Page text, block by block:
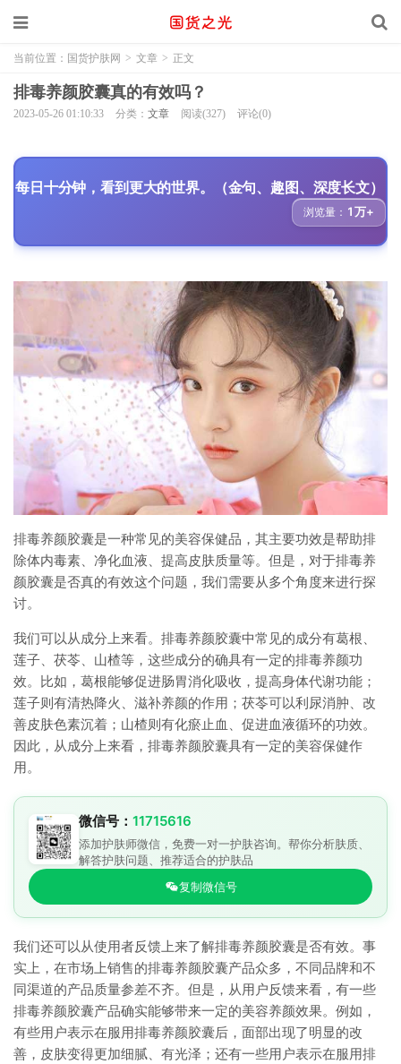
当前位置： 国货护肤网 > 文章 > 正文
排毒养颜胶囊真的有效吗？
2023-05-26 01:10:33 分类： 文章 阅读(327) 评论(0)
每日十分钟，看到更大的世界。（金句、趣图、深度长文）
浏览量： 1万+
排毒养颜胶囊是一种常见的美容保健品，其主要功效是帮助排
除体内毒素、净化血液、提高皮肤质量等。但是，对于排毒养
颜胶囊是否真的有效这个问题，我们需要从多个角度来进行探
讨。
我们可以从成分上来看。排毒养颜胶囊中常见的成分有葛根、
莲子、茯苓、山楂等，这些成分的确具有一定的排毒养颜功
效。比如，葛根能够促进肠胃消化吸收，提高身体代谢功能；
莲子则有清热降火、滋补养颜的作用；茯苓可以利尿消肿、改
善皮肤色素沉着；山楂则有化瘀止血、促进血液循环的功效。
因此，从成分上来看，排毒养颜胶囊具有一定的美容保健作
用。
微信号： 11715616
添加护肤师微信，免费一对一护肤咨询。帮你分析肤质、
解答护肤问题、推荐适合的护肤品
复制微信号
我们还可以从使用者反馈上来了解排毒养颜胶囊是否有效。事
实上，在市场上销售的排毒养颜胶囊产品众多，不同品牌和不
同渠道的产品质量参差不齐。但是，从用户反馈来看，有一些
排毒养颜胶囊产品确实能够带来一定的美容养颜效果。例如，
有些用户表示在服用排毒养颜胶囊后，面部出现了明显的改
善，皮肤变得更加细腻、有光泽；还有一些用户表示在服用排